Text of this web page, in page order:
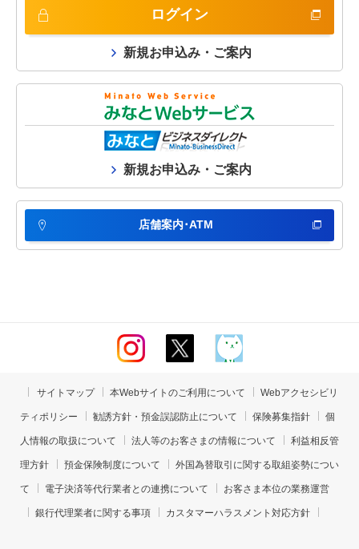
ログイン
新規お申込み・ご案内
新規お申込み・ご案内
店舗案内･ATM
サイトマップ 本Webサイトのご利用について Webアクセシビリ
ティポリシー 勧誘方針・預金誤認防止について 保険募集指針 個
人情報の取扱について 法人等のお客さまの情報について 利益相反管
理方針 預金保険制度について 外国為替取引に関する取組姿勢につい
て 電子決済等代行業者との連携について お客さま本位の業務運営
銀行代理業者に関する事項 カスタマーハラスメント対応方針